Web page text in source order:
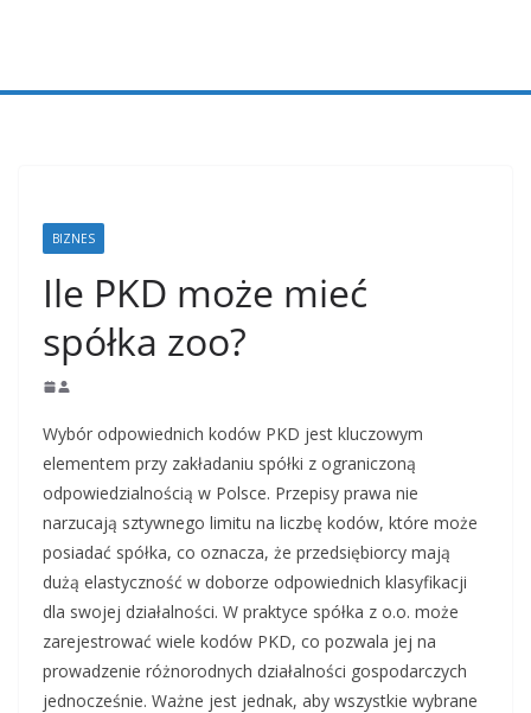
BIZNES
Ile PKD może mieć
spółka zoo?
Wybór odpowiednich kodów PKD jest kluczowym
elementem przy zakładaniu spółki z ograniczoną
odpowiedzialnością w Polsce. Przepisy prawa nie
narzucają sztywnego limitu na liczbę kodów, które może
posiadać spółka, co oznacza, że przedsiębiorcy mają
dużą elastyczność w doborze odpowiednich klasyfikacji
dla swojej działalności. W praktyce spółka z o.o. może
zarejestrować wiele kodów PKD, co pozwala jej na
prowadzenie różnorodnych działalności gospodarczych
jednocześnie. Ważne jest jednak, aby wszystkie wybrane